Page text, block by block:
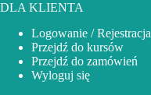
DLA KLIENTA
Logowanie / Rejestracja
Przejdź do kursów
Przejdź do zamówień
Wyloguj się